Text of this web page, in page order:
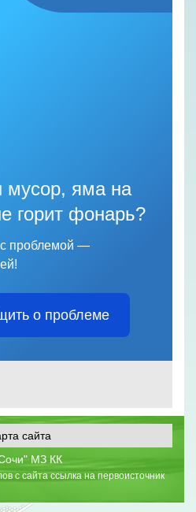
мусор, яма на
горит фонарь?
с проблемой —
о проблеме
сайта
МЗ КК
с сайта ссылка на первоисточник